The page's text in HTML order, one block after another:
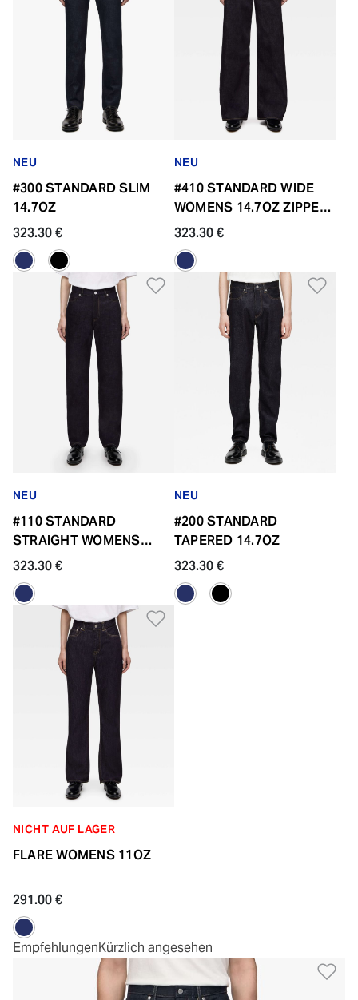
NEU
#300 STANDARD SLIM
14.7OZ
323.30 €
NEU
#410 STANDARD WIDE
WOMENS 14.7OZ ZIPPER
FLY
323.30 €
Zur Wunschliste
NEU
#110 STANDARD
STRAIGHT WOMENS
14.7OZ ZIPPER FLY
323.30 €
Zur
NEU
#200 STANDARD
TAPERED 14.7OZ
323.30 €
Zur Wunschliste
NICHT AUF LAGER
FLARE WOMENS 11OZ
291.00 €
EmpfehlungenKürzlich angesehen